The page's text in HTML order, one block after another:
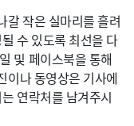
갈 작은 실마리를 흘려
수 있도록 최선을 다
및 페이스북을 통해
이나 동영상은 기사에
연락처를 남겨주시